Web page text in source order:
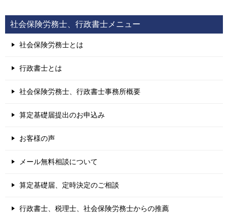
社会保険労務士、行政書士メニュー
社会保険労務士とは
行政書士とは
社会保険労務士、行政書士事務所概要
算定基礎届提出のお申込み
お客様の声
メール無料相談について
算定基礎届、定時決定のご相談
行政書士、税理士、社会保険労務士からの推薦